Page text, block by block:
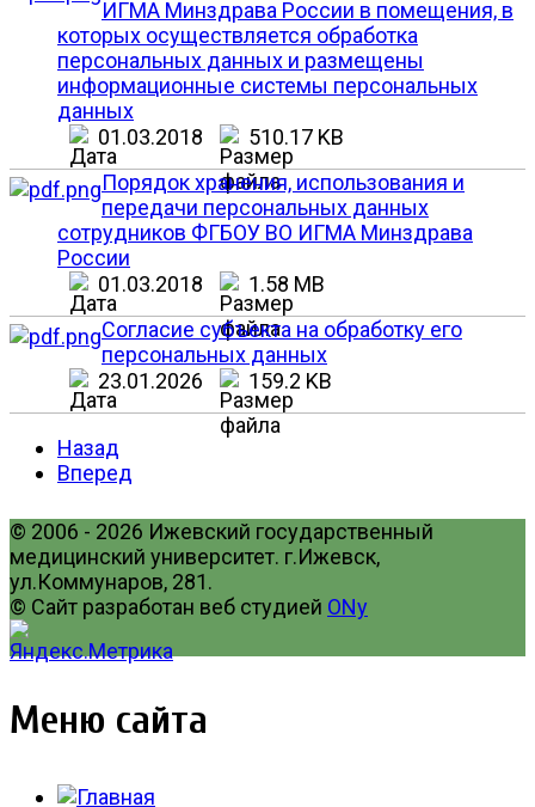
ИГМА Минздрава России в помещения, в
которых осуществляется обработка
персональных данных и размещены
информационные системы персональных
данных
01.03.2018
510.17 KB
Порядок хранения, использования и
передачи персональных данных
сотрудников ФГБОУ ВО ИГМА Минздрава
России
01.03.2018
1.58 MB
Согласие субъекта на обработку его
персональных данных
23.01.2026
159.2 KB
Назад
Вперед
© 2006 - 2026 Ижевский государственный
медицинский университет. г.Ижевск,
ул.Коммунаров, 281.
© Сайт разработан веб студией ONy
Меню сайта